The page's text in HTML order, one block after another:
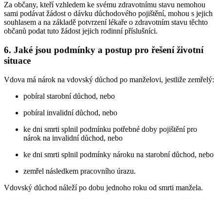
Za občany, kteří vzhledem ke svému zdravotnímu stavu nemohou
sami podávat žádost o dávku důchodového pojištění, mohou s jejich
souhlasem a na základě potvrzení lékaře o zdravotním stavu těchto
občanů podat tuto žádost jejich rodinní příslušníci.
6. Jaké jsou podmínky a postup pro řešení životní
situace
Vdova má nárok na vdovský důchod po manželovi, jestliže zemřelý:
pobíral starobní důchod, nebo
pobíral invalidní důchod, nebo
ke dni smrti splnil podmínku potřebné doby pojištění pro
nárok na invalidní důchod, nebo
ke dni smrti splnil podmínky nároku na starobní důchod, nebo
zemřel následkem pracovního úrazu.
Vdovský důchod náleží po dobu jednoho roku od smrti manžela.